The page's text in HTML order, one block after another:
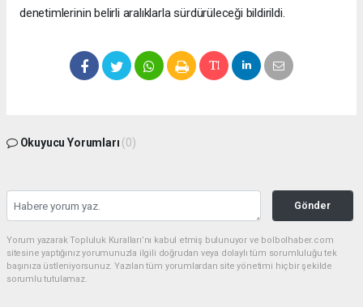
denetimlerinin belirli aralıklarla sürdürüleceği bildirildi.
Okuyucu Yorumları (0)
Gönder
Yorum yazarak Topluluk Kuralları’nı kabul etmiş bulunuyor ve bolbolhaber.com
sitesine yaptığınız yorumunuzla ilgili doğrudan veya dolaylı tüm sorumluluğu tek
başınıza üstleniyorsunuz. Yazılan tüm yorumlardan site yönetimi hiçbir şekilde
sorumlu tutulamaz.